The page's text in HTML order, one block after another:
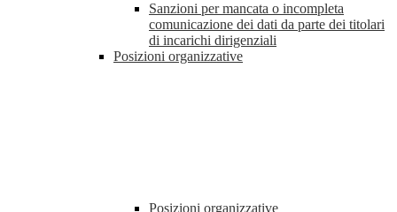
Sanzioni per mancata o incompleta
comunicazione dei dati da parte dei titolari
di incarichi dirigenziali
Posizioni organizzative
Posizioni organizzative